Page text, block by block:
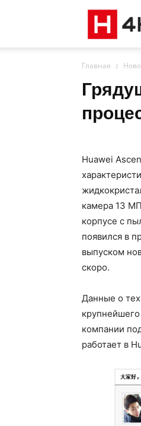
Главная
Huawei
камера 13
корпусе с
появился в
выпуском
скоро.
Данные о
крупнейшего
компании
работает в